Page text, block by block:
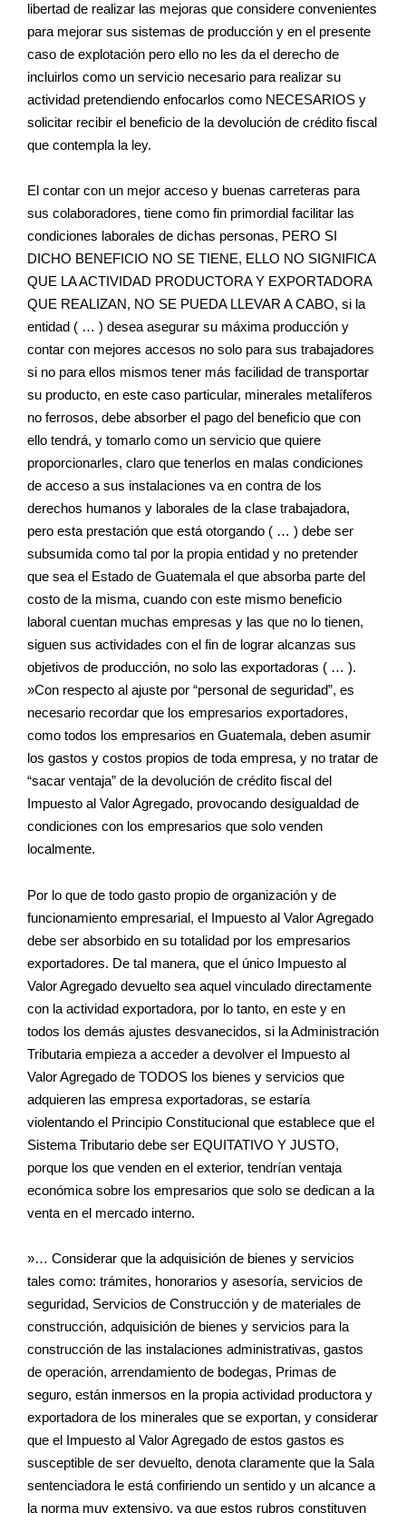
libertad de realizar las mejoras que considere convenientes
para mejorar sus sistemas de producción y en el presente
caso de explotación pero ello no les da el derecho de
incluirlos como un servicio necesario para realizar su
actividad pretendiendo enfocarlos como NECESARIOS y
solicitar recibir el beneficio de la devolución de crédito fiscal
que contempla la ley.
El contar con un mejor acceso y buenas carreteras para
sus colaboradores, tiene como fin primordial facilitar las
condiciones laborales de dichas personas, PERO SI
DICHO BENEFICIO NO SE TIENE, ELLO NO SIGNIFICA
QUE LA ACTIVIDAD PRODUCTORA Y EXPORTADORA
QUE REALIZAN, NO SE PUEDA LLEVAR A CABO, si la
entidad ( … ) desea asegurar su máxima producción y
contar con mejores accesos no solo para sus trabajadores
si no para ellos mismos tener más facilidad de transportar
su producto, en este caso particular, minerales metalíferos
no ferrosos, debe absorber el pago del beneficio que con
ello tendrá, y tomarlo como un servicio que quiere
proporcionarles, claro que tenerlos en malas condiciones
de acceso a sus instalaciones va en contra de los
derechos humanos y laborales de la clase trabajadora,
pero esta prestación que está otorgando ( … ) debe ser
subsumida como tal por la propia entidad y no pretender
que sea el Estado de Guatemala el que absorba parte del
costo de la misma, cuando con este mismo beneficio
laboral cuentan muchas empresas y las que no lo tienen,
siguen sus actividades con el fin de lograr alcanzas sus
objetivos de producción, no solo las exportadoras ( … ).
»Con respecto al ajuste por “personal de seguridad”, es
necesario recordar que los empresarios exportadores,
como todos los empresarios en Guatemala, deben asumir
los gastos y costos propios de toda empresa, y no tratar de
“sacar ventaja” de la devolución de crédito fiscal del
Impuesto al Valor Agregado, provocando desigualdad de
condiciones con los empresarios que solo venden
localmente.
Por lo que de todo gasto propio de organización y de
funcionamiento empresarial, el Impuesto al Valor Agregado
debe ser absorbido en su totalidad por los empresarios
exportadores. De tal manera, que el único Impuesto al
Valor Agregado devuelto sea aquel vinculado directamente
con la actividad exportadora, por lo tanto, en este y en
todos los demás ajustes desvanecidos, si la Administración
Tributaria empieza a acceder a devolver el Impuesto al
Valor Agregado de TODOS los bienes y servicios que
adquieren las empresa exportadoras, se estaría
violentando el Principio Constitucional que establece que el
Sistema Tributario debe ser EQUITATIVO Y JUSTO,
porque los que venden en el exterior, tendrían ventaja
económica sobre los empresarios que solo se dedican a la
venta en el mercado interno.
»… Considerar que la adquisición de bienes y servicios
tales como: trámites, honorarios y asesoría, servicios de
seguridad, Servicios de Construcción y de materiales de
construcción, adquisición de bienes y servicios para la
construcción de las instalaciones administrativas, gastos
de operación, arrendamiento de bodegas, Primas de
seguro, están inmersos en la propia actividad productora y
exportadora de los minerales que se exportan, y considerar
que el Impuesto al Valor Agregado de estos gastos es
susceptible de ser devuelto, denota claramente que la Sala
sentenciadora le está confiriendo un sentido y un alcance a
la norma muy extensivo, ya que estos rubros constituyen